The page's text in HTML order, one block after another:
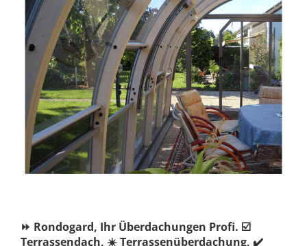
⏩ Rondogard, Ihr Überdachungen Profi. ☑️
Terrassendach, ☀️ Terrassenüberdachung, ✔️